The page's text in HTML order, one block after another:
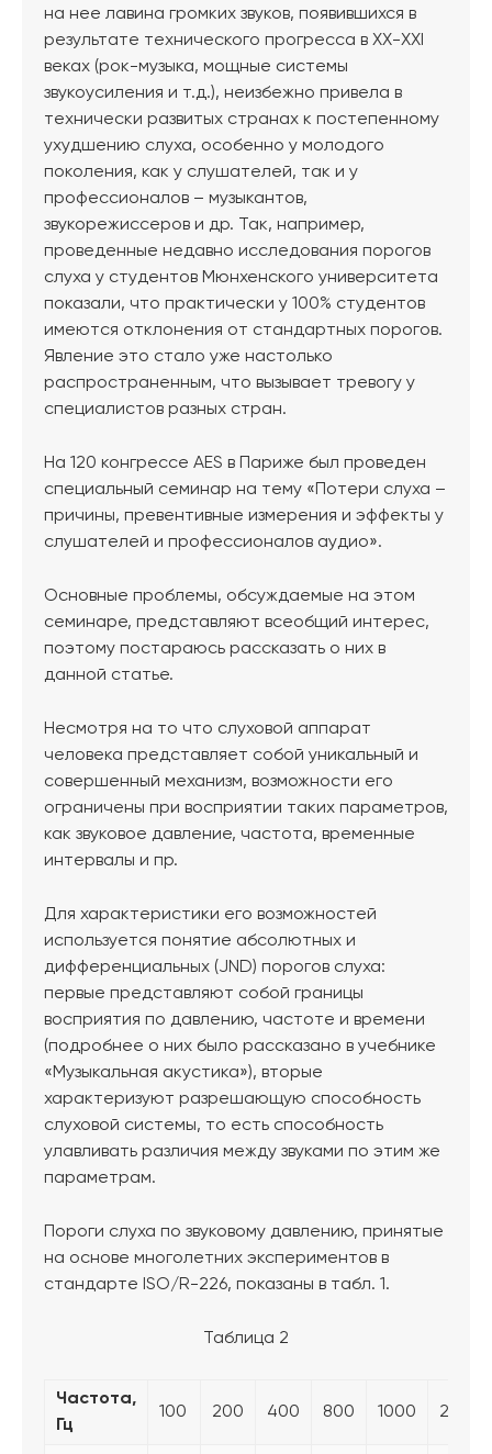
на нее лавина громких звуков, появившихся в
результате технического прогресса в ХХ-ХХI
веках (рок-музыка, мощные системы
звукоусиления и т.д.), неизбежно привела в
технически развитых странах к постепенному
ухудшению слуха, особенно у молодого
поколения, как у слушателей, так и у
профессионалов – музыкантов,
звукорежиссеров и др. Так, например,
проведенные недавно исследования порогов
слуха у студентов Мюнхенского университета
показали, что практически у 100% студентов
имеются отклонения от стандартных порогов.
Явление это стало уже настолько
распространенным, что вызывает тревогу у
специалистов разных стран.
На 120 конгрессе AES в Париже был проведен
специальный семинар на тему «Потери слуха –
причины, превентивные измерения и эффекты у
слушателей и профессионалов аудио».
Основные проблемы, обсуждаемые на этом
семинаре, представляют всеобщий интерес,
поэтому постараюсь рассказать о них в
данной статье.
Несмотря на то что слуховой аппарат
человека представляет собой уникальный и
совершенный механизм, возможности его
ограничены при восприятии таких параметров,
как звуковое давление, частота, временные
интервалы и пр.
Для характеристики его возможностей
используется понятие абсолютных и
дифференциальных (JND) порогов слуха:
первые представляют собой границы
восприятия по давлению, частоте и времени
(подробнее о них было рассказано в учебнике
«Музыкальная акустика»), вторые
характеризуют разрешающую способность
слуховой системы, то есть способность
улавливать различия между звуками по этим же
параметрам.
Пороги слуха по звуковому давлению, принятые
на основе многолетних экспериментов в
стандарте ISO/R-226, показаны в табл. 1.
Таблица 2
Частота,
Гц
100 200 400 800 1000 2000